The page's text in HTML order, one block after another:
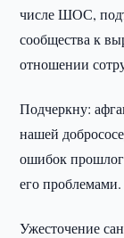
числе ШОС,
сообщества к
отношении
Подчеркну:
нашей
ошибок
его проблемами.
Ужесточение